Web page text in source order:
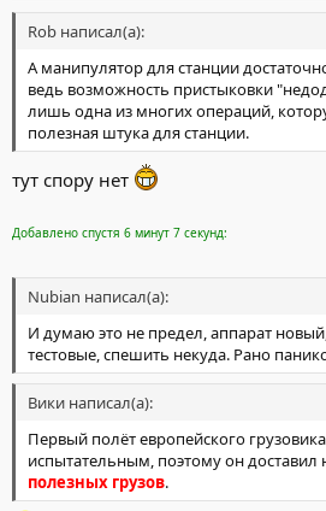
Rob написал(а):
А манипулятор для станции
ведь возможность пристыковки
лишь одна из многих операций,
полезная штука для станции.
тут спору нет
Добавлено спустя 6 минут 7 секунд:
Nubian написал(а):
И думаю это не предел, аппарат
тестовые, спешить некуда. Рано
Вики написал(а):
Первый полёт европейского
испытательным, поэтому он
полезных грузов.